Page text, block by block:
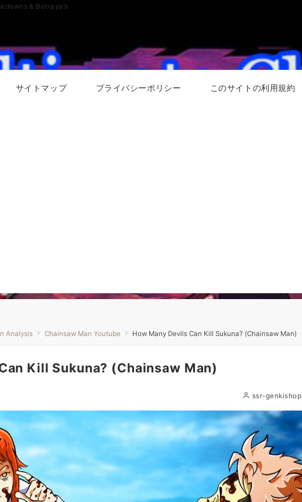
& Betrayals
サイトマップ プライバシーポリシー このサイトの利用規約
Analysis Chainsaw Man Youtube How Many Devils Can Kill Sukuna? (Chainsaw Man)
Kill Sukuna? (Chainsaw Man)
ssr-genkishop